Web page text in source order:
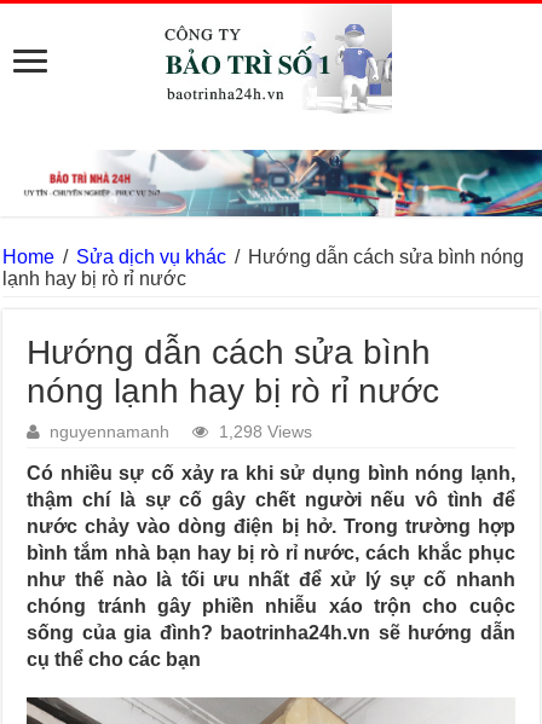
Home / Sửa dịch vụ khác / Hướng dẫn cách sửa bình nóng
lạnh hay bị rò rỉ nước
Hướng dẫn cách sửa bình
nóng lạnh hay bị rò rỉ nước
nguyennamanh 1,298 Views
Có nhiều sự cố xảy ra khi sử dụng bình nóng lạnh,
thậm chí là sự cố gây chết người nếu vô tình để
nước chảy vào dòng điện bị hở. Trong trường hợp
bình tắm nhà bạn hay bị rò rỉ nước, cách khắc phục
như thế nào là tối ưu nhất để xử lý sự cố nhanh
chóng tránh gây phiền nhiễu xáo trộn cho cuộc
sống của gia đình? baotrinha24h.vn sẽ hướng dẫn
cụ thể cho các bạn